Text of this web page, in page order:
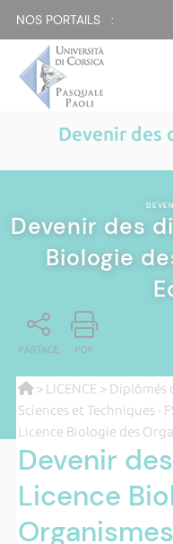
NOS PORTAILS :
Devenir des
Devenir des
Biologie
PARTAGE PDF
> LICENCE > Diplômés
Sciences et Techniques -
Licence Biologie des
Devenir
Licence